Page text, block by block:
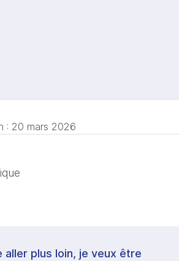
: 20 mars 2026
aller plus loin, je veux être